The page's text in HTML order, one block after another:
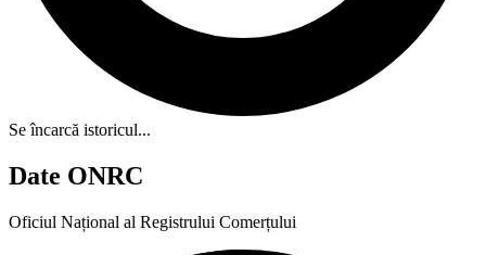
Se încarcă istoricul...
Date ONRC
Oficiul Național al Registrului Comerțului